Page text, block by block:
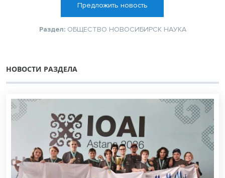
Предложить новость
Раздел: ОБЩЕСТВО НОВОСИБИРСК НАУКА
НОВОСТИ РАЗДЕЛА